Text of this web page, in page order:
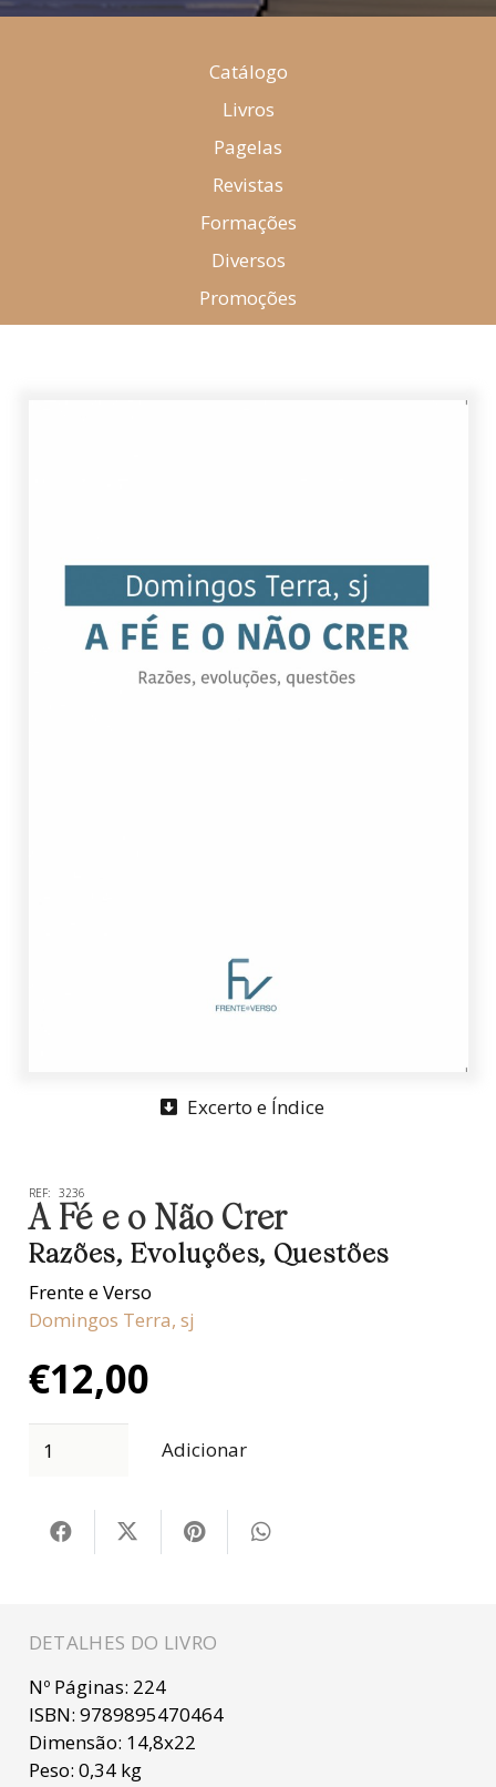
Catálogo
Livros
Pagelas
Revistas
Formações
Diversos
Promoções
Excerto e Índice
REF: 3236
A Fé e o Não Crer
Razões, Evoluções, Questões
Frente e Verso
Domingos Terra, sj
€12,00
Adicionar
DETALHES DO LIVRO
Nº Páginas: 224
ISBN: 9789895470464
Dimensão: 14,8x22
Peso: 0,34 kg